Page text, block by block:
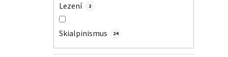
Lezení 2
Skialpinismus 24